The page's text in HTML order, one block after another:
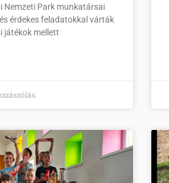
Nemzeti Park munkatársai
érdekes feladatokkal várták
játékok mellett